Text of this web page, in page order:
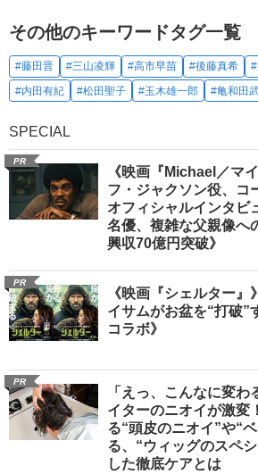
その他のキーワードタグ一覧
#藤田晋 #三山凌輝 #高市早苗 #後藤真希
#内田有紀
#松田聖子 #玉木雄一郎 #亀和田
SPECIAL
PR
《映画『Michael／マ
フ・ジャクソン役、コ
オフィシャルインタビ
名優、複雑な父親像へ
興収70億円突破》
PR
《映画『シェルター
イサムがお盆を“打破”
コラボ》
PR
「えっ、こんなに変
イターのニオイが激
る“頭皮のニオイ”や“
る、“ウィッグのスペ
した徹底ケアとは